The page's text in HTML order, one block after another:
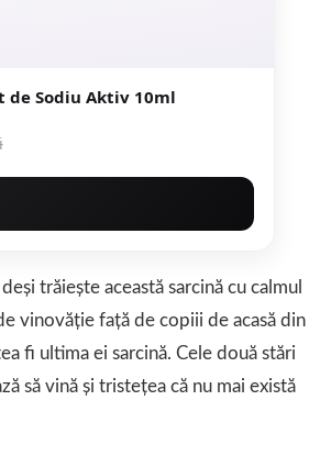
de Sodiu Aktiv 10ml
trăiește această sarcină cu calmul
vinovăție față de copiii de acasă din
fi ultima ei sarcină. Cele două stări
să vină și tristețea că nu mai există